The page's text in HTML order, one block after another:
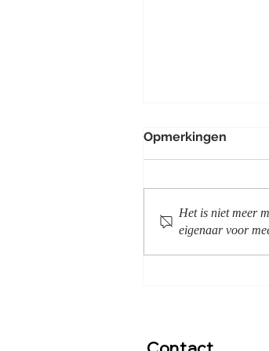
Vier de
Opmerkingen
Het is niet meer
eigenaar voor